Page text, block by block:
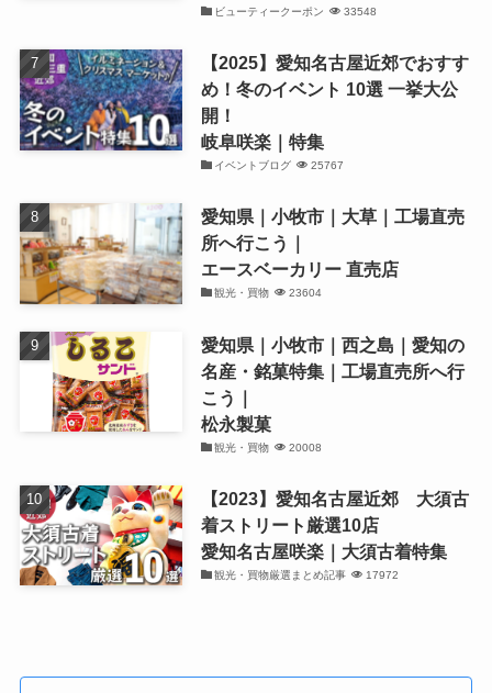
ビューティークーポン 33548
【2025】愛知名古屋近郊でおすす
め！冬のイベント 10選 一挙大公
開！
岐阜咲楽｜特集
イベントブログ 25767
愛知県｜小牧市｜大草｜工場直売
所へ行こう｜
エースベーカリー 直売店
観光・買物 23604
愛知県｜小牧市｜西之島｜愛知の
名産・銘菓特集｜工場直売所へ行
こう｜
松永製菓
観光・買物 20008
【2023】愛知名古屋近郊 大須古
着ストリート厳選10店
愛知名古屋咲楽｜大須古着特集
観光・買物厳選まとめ記事 17972